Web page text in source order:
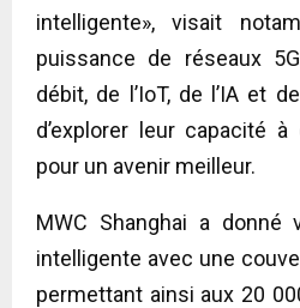
intelligente», visait
puissance de réseaux
débit, de l’IoT, de l’IA et
d’explorer leur capacité
pour un avenir meilleur.
MWC Shanghai a donné
intelligente avec une
permettant ainsi aux 20